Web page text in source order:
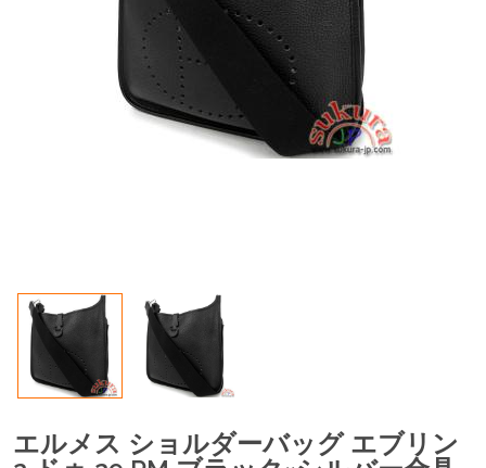
エルメス ショルダーバッグ エブリン